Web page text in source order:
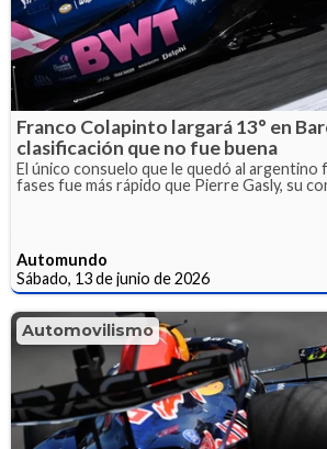
Franco Colapinto largará 13° en
clasificación que no fue buena
El único consuelo que le quedó al argentino
fases fue más rápido que Pierre Gasly, su
Automundo
Sábado, 13 de junio de 2026
Automovilismo